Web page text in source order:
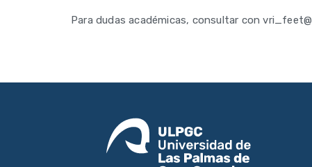
Para dudas académicas, consultar con